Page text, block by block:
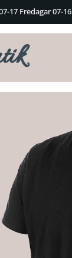
17 Fredagar 07-16